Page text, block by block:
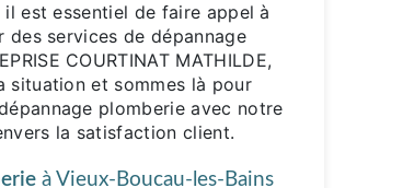
est essentiel de faire appel à
services de dépannage
COURTINAT MATHILDE,
situation et sommes là pour
plomberie avec notre
la satisfaction client.
à Vieux-Boucau-les-Bains